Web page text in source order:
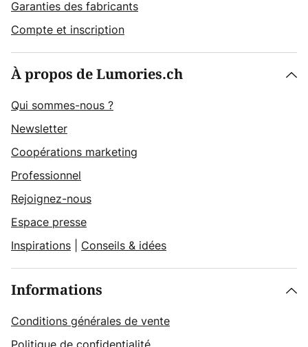
Garanties des fabricants
Compte et inscription
À propos de Lumories.ch
Qui sommes-nous ?
Newsletter
Coopérations marketing
Professionnel
Rejoignez-nous
Espace presse
Inspirations
Conseils & idées
Informations
Conditions générales de vente